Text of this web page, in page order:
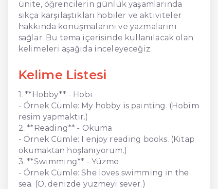
ünite, öğrencilerin günlük yaşamlarında
sıkça karşılaştıkları hobiler ve aktiviteler
hakkında konuşmalarını ve yazmalarını
sağlar. Bu tema içerisinde kullanılacak olan
kelimeleri aşağıda inceleyeceğiz.
Kelime Listesi
1. **Hobby** - Hobi
- Örnek Cümle: My hobby is painting. (Hobim
resim yapmaktır.)
2. **Reading** - Okuma
- Örnek Cümle: I enjoy reading books. (Kitap
okumaktan hoşlanıyorum.)
3. **Swimming** - Yüzme
- Örnek Cümle: She loves swimming in the
sea. (O, denizde yüzmeyi sever.)